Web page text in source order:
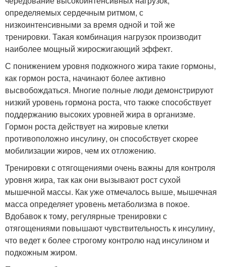
определяемых сердечным ритмом, с
низкоинтенсивными за время одной и той же
тренировки. Такая комбинация нагрузок производит
наиболее мощный жиросжигающий эффект.
С понижением уровня подкожного жира такие гормоны,
как гормон роста, начинают более активно
высвобождаться. Многие полные люди демонстрируют
низкий уровень гормона роста, что также способствует
поддержанию высоких уровней жира в организме.
Гормон роста действует на жировые клетки
противоположно инсулину, он способствует скорее
мобилизации жиров, чем их отложению.
Тренировки с отягощениями очень важны для контроля
уровня жира, так как они вызывают рост сухой
мышечной массы. Как уже отмечалось выше, мышечная
масса определяет уровень метаболизма в покое.
Вдобавок к тому, регулярные тренировки с
отягощениями повышают чувствительность к инсулину,
что ведет к более строгому контролю над инсулином и
подкожным жиром.